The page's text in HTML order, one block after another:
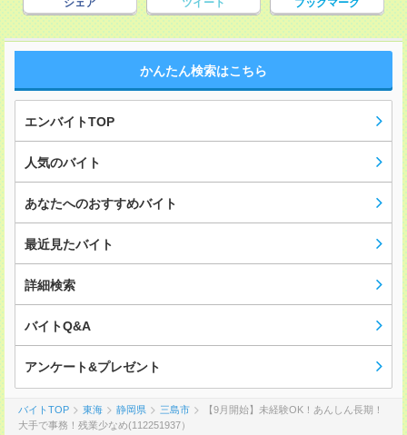
シェア ツイート ブックマーク
かんたん検索はこちら
エンバイトTOP
人気のバイト
あなたへのおすすめバイト
最近見たバイト
詳細検索
バイトQ&A
アンケート&プレゼント
バイトTOP 東海 静岡県 三島市
【9月開始】未経験OK！あんしん長期！
大手で事務！残業少なめ(112251937）